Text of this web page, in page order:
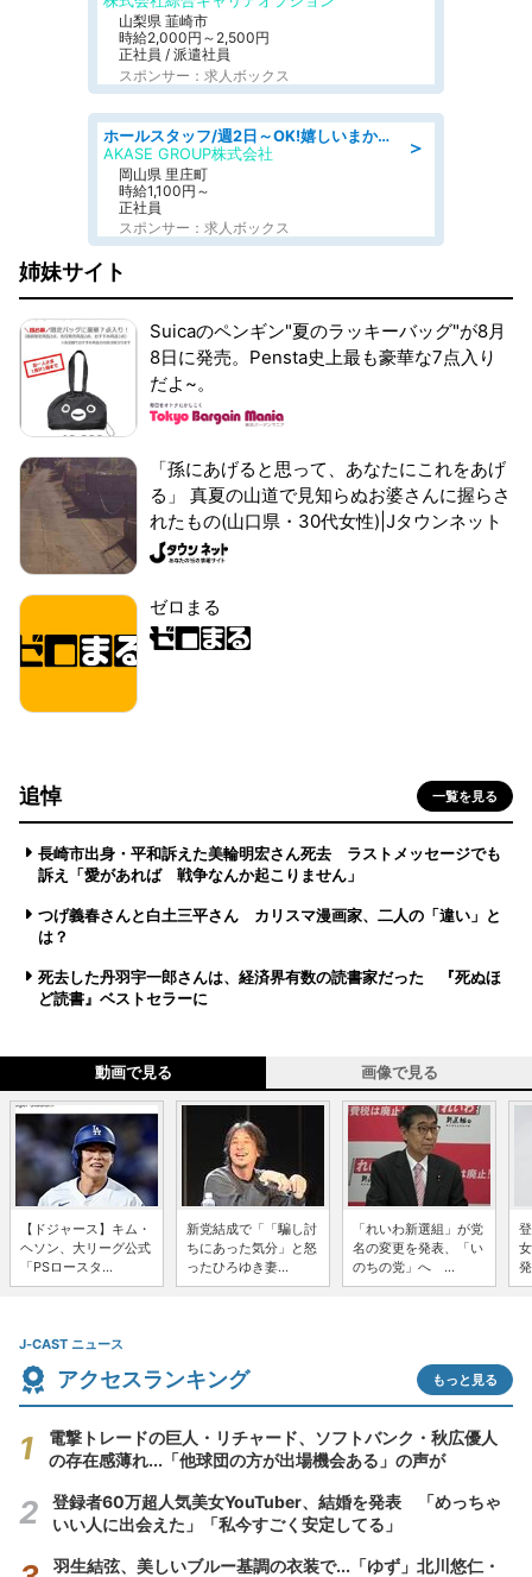
山梨県 韮崎市
時給2,000円～2,500円
正社員 / 派遣社員
スポンサー：求人ボックス
＞
ホールスタッフ/週2日～OK!嬉しいまかない付き/岡山県/浅口郡里庄町
AKASE GROUP株式会社
岡山県 里庄町
時給1,100円～
正社員
スポンサー：求人ボックス
姉妹サイト
Suicaのペンギン"夏のラッキーバッグ"が8月
8日に発売。Pensta史上最も豪華な7点入り
だよ~。
「孫にあげると思って、あなたにこれをあげ
る」 真夏の山道で見知らぬお婆さんに握らさ
れたもの(山口県・30代女性)|Jタウンネット
ゼロまる
追悼 一覧を見る
長崎市出身・平和訴えた美輪明宏さん死去 ラストメッセージでも
訴え「愛があれば 戦争なんか起こりません」
つげ義春さんと白土三平さん カリスマ漫画家、二人の「違い」と
は？
死去した丹羽宇一郎さんは、経済界有数の読書家だった 『死ぬほ
ど読書』ベストセラーに
動画で見る 画像で見る
【ドジャース】キム・
ヘソン、大リーグ公式
「PSロースタ...
新党結成で「「騙し討
ちにあった気分」と怒
ったひろゆき妻...
「れいわ新選組」が党
名の変更を発表、「い
のちの党」へ ...
J-CAST ニュース
アクセスランキング もっと見る
電撃トレードの巨人・リチャード、ソフトバンク・秋広優人
の存在感薄れ...「他球団の方が出場機会ある」の声が
登録者60万超人気美女YouTuber、結婚を発表 「めっちゃ
いい人に出会えた」「私今すごく安定してる」
羽生結弦、美しいブルー基調の衣装で...「ゆず」北川悠仁・